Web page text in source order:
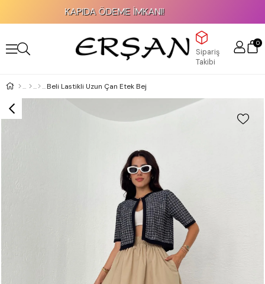
KAPIDA ÖDEME İMKANI!
Sipariş
Takibi
0
Beli Lastikli Uzun Çan Etek Bej